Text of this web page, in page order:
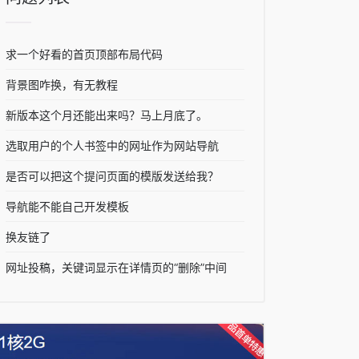
求一个好看的首页顶部布局代码
背景图咋换，有无教程
新版本这个月还能出来吗？马上月底了。
选取用户的个人书签中的网址作为网站导航
是否可以把这个提问页面的模版发送给我？
导航能不能自己开发模板
换友链了
网址投稿，关键词显示在详情页的“删除”中间